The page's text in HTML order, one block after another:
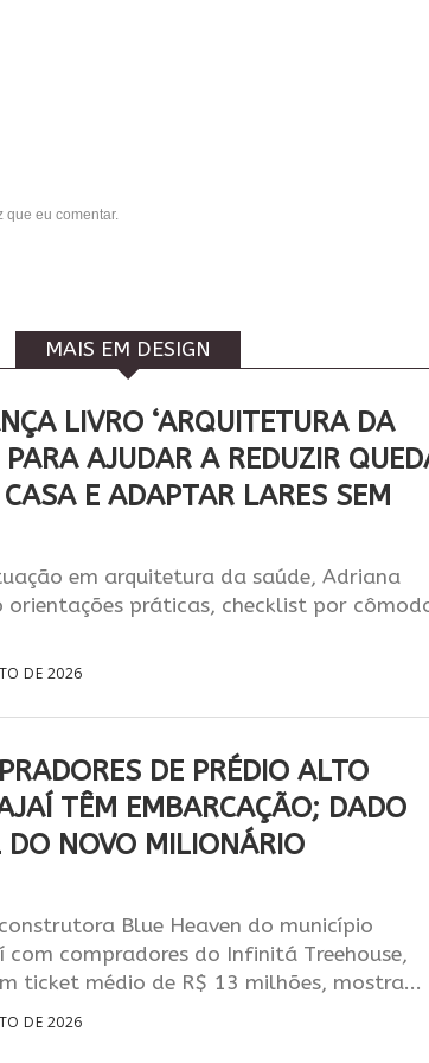
que eu comentar.
MAIS EM DESIGN
LIVRO ‘ARQUITETURA DA
PARA AJUDAR A REDUZIR
E ADAPTAR LARES SEM
em arquitetura da saúde, Adriana
orientações práticas, checklist por
DE 2026
DE PRÉDIO ALTO
TÊM EMBARCAÇÃO; DADO
DO NOVO MILIONÁRIO
Blue Heaven do município
com compradores do Infinitá Treehouse,
ticket médio de R$ 13 milhões, mostra...
DE 2026